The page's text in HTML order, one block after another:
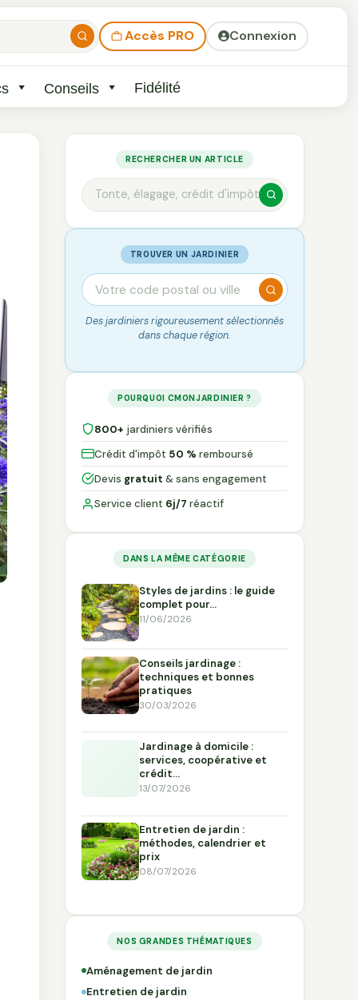
Accès PRO Connexion
Conseils Fidélité
RECHERCHER UN ARTICLE
TROUVER UN JARDINIER
Des jardiniers rigoureusement sélectionnés
dans chaque région.
POURQUOI CMONJARDINIER ?
800+ jardiniers vérifiés
Crédit d'impôt 50 % remboursé
Devis gratuit & sans engagement
Service client 6j/7 réactif
DANS LA MÊME CATÉGORIE
Styles de jardins : le guide
complet pour…
11/06/2026
Conseils jardinage :
techniques et bonnes
pratiques
30/03/2026
Jardinage à domicile :
services, coopérative et
crédit…
13/07/2026
Entretien de jardin :
méthodes, calendrier et
prix
08/07/2026
NOS GRANDES THÉMATIQUES
Aménagement de jardin
Entretien de jardin